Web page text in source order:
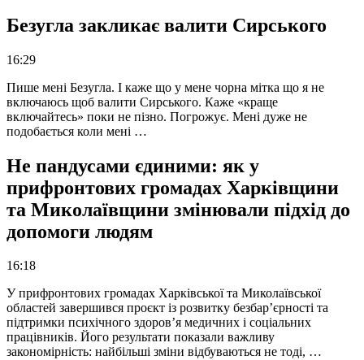
Безугла закликає валити Сирського
16:29
Пише мені Безугла. І каже що у мене чорна мітка що я не
включаюсь щоб валити Сирського. Каже «краще
включайтесь» поки не пізно. Погрожує. Мені дуже не
подобається коли мені …
Не пандусами єдиними: як у
прифронтових громадах Харківщини
та Миколаївщини змінювали підхід до
допомоги людям
16:18
У прифронтових громадах Харківської та Миколаївської
областей завершився проєкт із розвитку безбар’єрності та
підтримки психічного здоров’я медичних і соціальних
працівників. Його результати показали важливу
закономірність: найбільші зміни відбуваються не тоді, …